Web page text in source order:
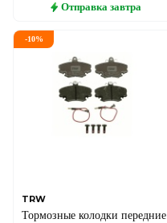
Отправка завтра
-10%
TRW
Тормозные колодки передние